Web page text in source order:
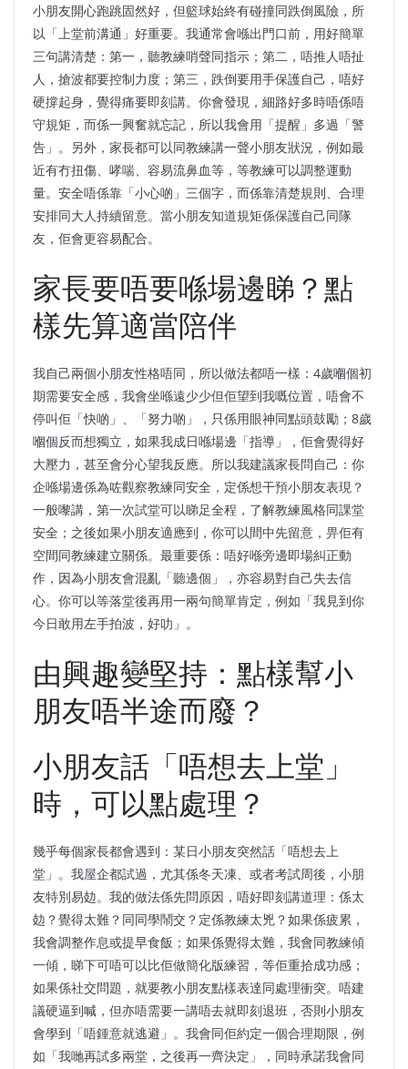
小朋友開心跑跳固然好，但籃球始終有碰撞同跌倒風險，所
以「上堂前溝通」好重要。我通常會喺出門口前，用好簡單
三句講清楚：第一，聽教練哨聲同指示；第二，唔推人唔扯
人，搶波都要控制力度；第三，跌倒要用手保護自己，唔好
硬撐起身，覺得痛要即刻講。你會發現，細路好多時唔係唔
守規矩，而係一興奮就忘記，所以我會用「提醒」多過「警
告」。另外，家長都可以同教練講一聲小朋友狀況，例如最
近有冇扭傷、哮喘、容易流鼻血等，等教練可以調整運動
量。安全唔係靠「小心啲」三個字，而係靠清楚規則、合理
安排同大人持續留意。當小朋友知道規矩係保護自己同隊
友，佢會更容易配合。
家長要唔要喺場邊睇？點
樣先算適當陪伴
我自己兩個小朋友性格唔同，所以做法都唔一樣：4歲嗰個初
期需要安全感，我會坐喺遠少少但佢望到我嘅位置，唔會不
停叫佢「快啲」、「努力啲」，只係用眼神同點頭鼓勵；8歲
嗰個反而想獨立，如果我成日喺場邊「指導」，佢會覺得好
大壓力，甚至會分心望我反應。所以我建議家長問自己：你
企喺場邊係為咗觀察教練同安全，定係想干預小朋友表現？
一般嚟講，第一次試堂可以睇足全程，了解教練風格同課堂
安全；之後如果小朋友適應到，你可以間中先留意，畀佢有
空間同教練建立關係。最重要係：唔好喺旁邊即場糾正動
作，因為小朋友會混亂「聽邊個」，亦容易對自己失去信
心。你可以等落堂後再用一兩句簡單肯定，例如「我見到你
今日敢用左手拍波，好叻」。
由興趣變堅持：點樣幫小
朋友唔半途而廢？
小朋友話「唔想去上堂」
時，可以點處理？
幾乎每個家長都會遇到：某日小朋友突然話「唔想去上
堂」。我屋企都試過，尤其係冬天凍、或者考試周後，小朋
友特別易攰。我的做法係先問原因，唔好即刻講道理：係太
攰？覺得太難？同同學鬧交？定係教練太兇？如果係疲累，
我會調整作息或提早食飯；如果係覺得太難，我會同教練傾
一傾，睇下可唔可以比佢做簡化版練習，等佢重拾成功感；
如果係社交問題，就要教小朋友點樣表達同處理衝突。唔建
議硬逼到喊，但亦唔需要一講唔去就即刻退班，否則小朋友
會學到「唔鍾意就逃避」。我會同佢約定一個合理期限，例
如「我哋再試多兩堂，之後再一齊決定」，同時承諾我會同